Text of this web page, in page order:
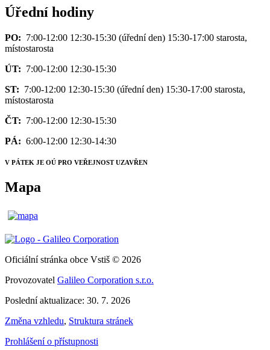
Úřední hodiny
PO: 7:00-12:00 12:30-15:30 (úřední den) 15:30-17:00 starosta,
místostarosta
ÚT: 7:00-12:00 12:30-15:30
ST: 7:00-12:00 12:30-15:30 (úřední den) 15:30-17:00 starosta,
místostarosta
ČT: 7:00-12:00 12:30-15:30
PÁ: 6:00-12:00 12:30-14:30
V PÁTEK JE OÚ PRO VEŘEJNOST UZAVŘEN
Mapa
Oficiální stránka obce Vstiš © 2026
Provozovatel Galileo Corporation s.r.o.
Poslední aktualizace: 30. 7. 2026
Změna vzhledu, Struktura stránek
Prohlášení o přístupnosti